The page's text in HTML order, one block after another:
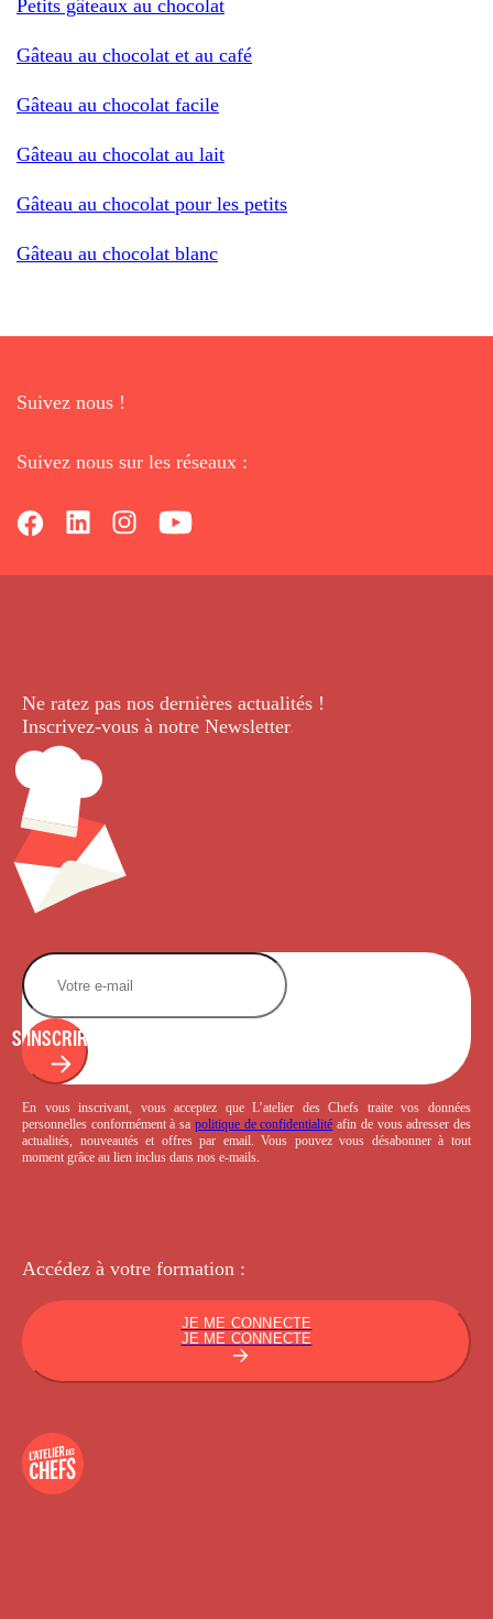
Petits gâteaux au chocolat
Gâteau au chocolat et au café
Gâteau au chocolat facile
Gâteau au chocolat au lait
Gâteau au chocolat pour les petits
Gâteau au chocolat blanc
Suivez nous !
Suivez nous sur les réseaux :
Ne ratez pas nos dernières actualités !
Inscrivez-vous à notre Newsletter.
S'INSCRIRE
En vous inscrivant, vous acceptez que L’atelier des Chefs traite vos données
personnelles conformément à sa politique de confidentialité afin de vous adresser des
actualités, nouveautés et offres par email. Vous pouvez vous désabonner à tout
moment grâce au lien inclus dans nos e-mails.
Accédez à votre formation :
JE ME CONNECTE
JE ME CONNECTE